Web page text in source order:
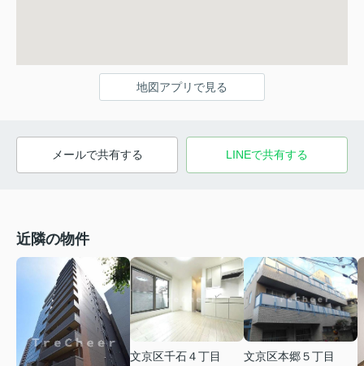
地図アプリで見る
メールで共有する LINEで共有する
近隣の物件
文京区千石４丁目
文京区本郷５丁目